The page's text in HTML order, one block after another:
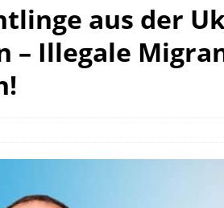
aus der
– Illegale
IM
der